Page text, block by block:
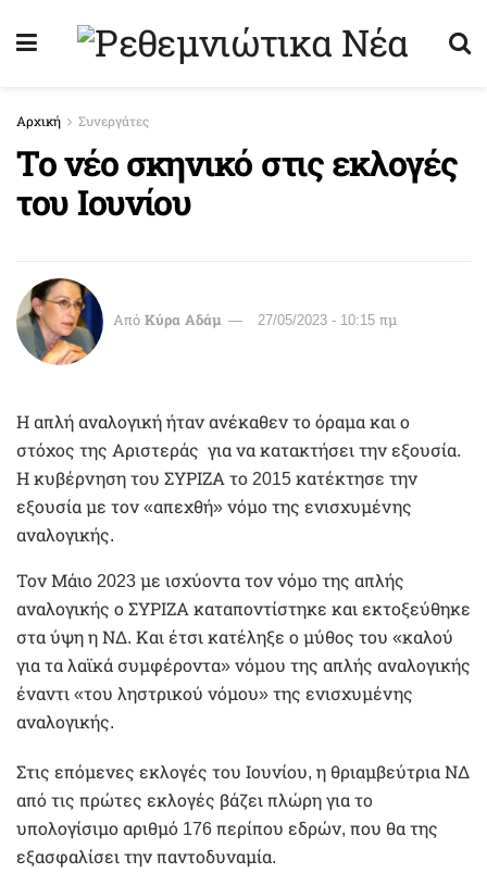
Αρχική Συνεργάτες
Το νέο σκηνικό στις εκλογές
του Ιουνίου
Από Κύρα Αδάμ 27/05/2023 - 10:15 πμ
Η απλή αναλογική ήταν ανέκαθεν το όραμα και ο
στόχος της Αριστεράς για να κατακτήσει την εξουσία.
Η κυβέρνηση του ΣΥΡΙΖΑ το 2015 κατέκτησε την
εξουσία με τον «απεχθή» νόμο της ενισχυμένης
αναλογικής.
Τον Μάιο 2023 με ισχύοντα τον νόμο της απλής
αναλογικής ο ΣΥΡΙΖΑ καταποντίστηκε και εκτοξεύθηκε
στα ύψη η ΝΔ. Και έτσι κατέληξε ο μύθος του «καλού
για τα λαϊκά συμφέροντα» νόμου της απλής αναλογικής
έναντι «του ληστρικού νόμου» της ενισχυμένης
αναλογικής.
Στις επόμενες εκλογές του Ιουνίου, η θριαμβεύτρια ΝΔ
από τις πρώτες εκλογές βάζει πλώρη για το
υπολογίσιμο αριθμό 176 περίπου εδρών, που θα της
εξασφαλίσει την παντοδυναμία.